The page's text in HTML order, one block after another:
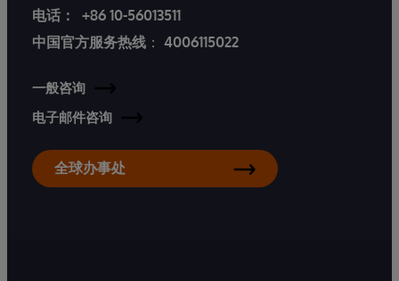
电话：
+86 10-56013511
中国官方服务热线 ： 4006115022
一般咨询
电子邮件咨询
全球办事处